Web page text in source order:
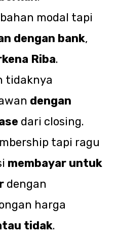
modal tapi
dengan bank,
Riba.
tidaknya
dengan
dari closing.
tapi ragu
membayar untuk
dengan
harga
tidak.